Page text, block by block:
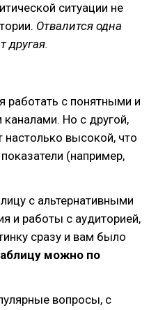
ситуации не
Отвалится одна
другая.
работать с понятными и
Но с другой,
настолько высокой, что
(например,
с альтернативными
и работы с аудиторией,
сразу и вам было
можно по
вопросы, с